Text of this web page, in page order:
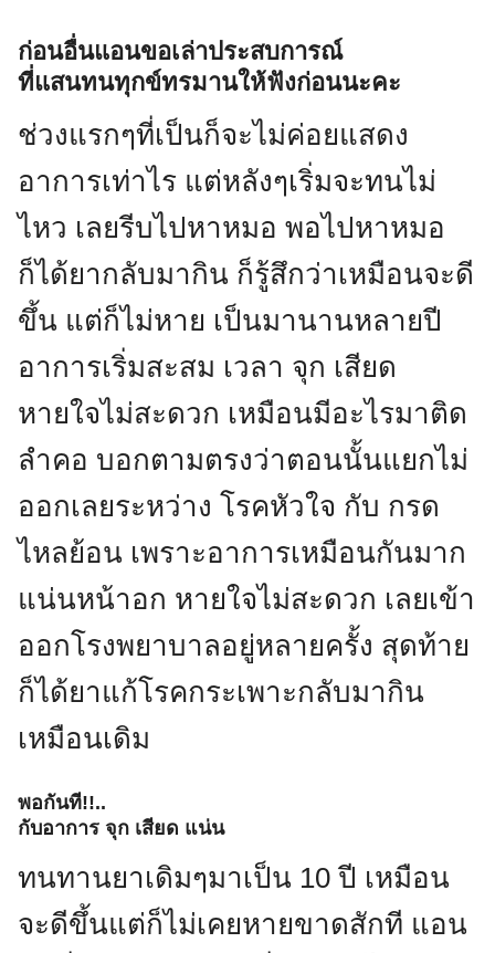
ก่อนอื่นแอนขอเล่าประสบการณ์
ที่แสนทนทุกข์ทรมานให้ฟังก่อนนะคะ
ช่วงแรกๆที่เป็นก็จะไม่ค่อยแสดง
อาการเท่าไร แต่หลังๆเริ่มจะทนไม่
ไหว เลยรีบไปหาหมอ พอไปหาหมอ
ก็ได้ยากลับมากิน ก็รู้สึกว่าเหมือนจะดี
ขึ้น แต่ก็ไม่หาย เป็นมานานหลายปี
อาการเริ่มสะสม เวลา จุก เสียด
หายใจไม่สะดวก เหมือนมีอะไรมาติด
ลำคอ บอกตามตรงว่าตอนนั้นแยกไม่
ออกเลยระหว่าง โรคหัวใจ กับ กรด
ไหลย้อน เพราะอาการเหมือนกันมาก
แน่นหน้าอก หายใจไม่สะดวก เลยเข้า
ออกโรงพยาบาลอยู่หลายครั้ง สุดท้าย
ก็ได้ยาแก้โรคกระเพาะกลับมากิน
เหมือนเดิม
พอกันที!!..
กับอาการ จุก เสียด แน่น
ทนทานยาเดิมๆมาเป็น 10 ปี เหมือน
จะดีขึ้นแต่ก็ไม่เคยหายขาดสักที แอน